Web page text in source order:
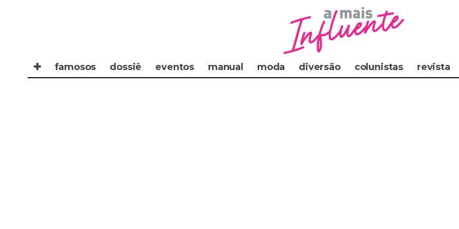
✚ famosos dossiê eventos manual moda diversão colunistas revista